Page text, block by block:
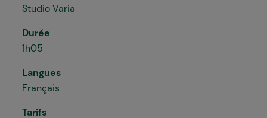
Studio Varia
Durée
1h05
Langues
Français
Tarifs